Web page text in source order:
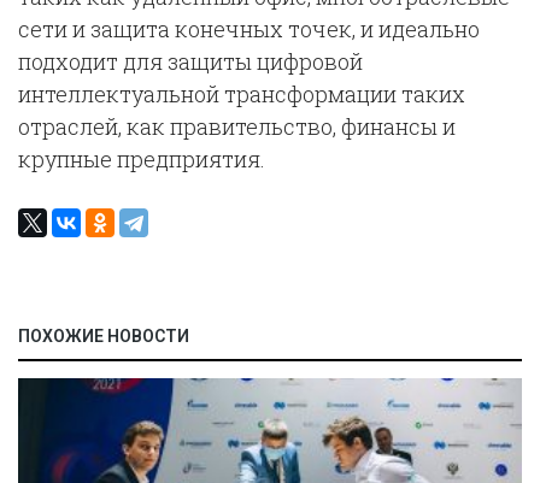
сети и защита конечных точек, и идеально
подходит для защиты цифровой
интеллектуальной трансформации таких
отраслей, как правительство, финансы и
крупные предприятия.
ПОХОЖИЕ НОВОСТИ